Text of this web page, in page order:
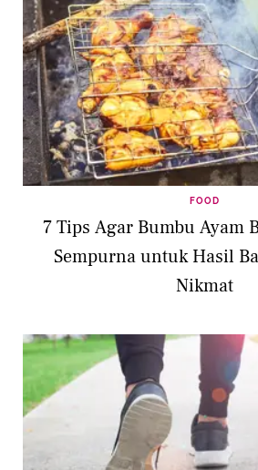
FOOD
7 Tips Agar Bumbu Ayam
Sempurna untuk Hasil
Nikmat